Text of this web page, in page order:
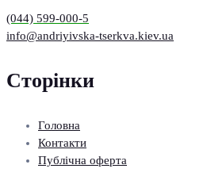
(044) 599-000-5
info@andriyivska-tserkva.kiev.ua
Сторінки
Головна
Контакти
Публічна оферта